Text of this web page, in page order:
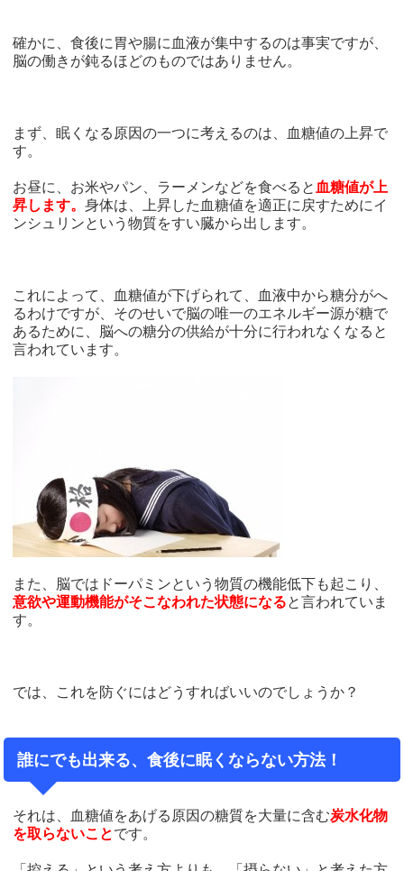
確かに、食後に胃や腸に血液が集中するのは事実ですが、
脳の働きが鈍るほどのものではありません。
まず、眠くなる原因の一つに考えるのは、血糖値の上昇で
す。
お昼に、お米やパン、ラーメンなどを食べると 血糖値が上
昇します。身体は、上昇した血糖値を適正に戻すためにイ
ンシュリンという物質をすい臓から出します。
これによって、血糖値が下げられて、血液中から糖分がへ
るわけですが、そのせいで脳の唯一のエネルギー源が糖で
あるために、脳への糖分の供給が十分に行われなくなると
言われています。
また、脳ではドーパミンという物質の機能低下も起こり、
意欲や運動機能がそこなわれた状態になると言われていま
す。
では、これを防ぐにはどうすればいいのでしょうか？
誰にでも出来る、食後に眠くならない方法！
それは、血糖値をあげる原因の糖質を大量に含む炭水化物
を取らないことです。